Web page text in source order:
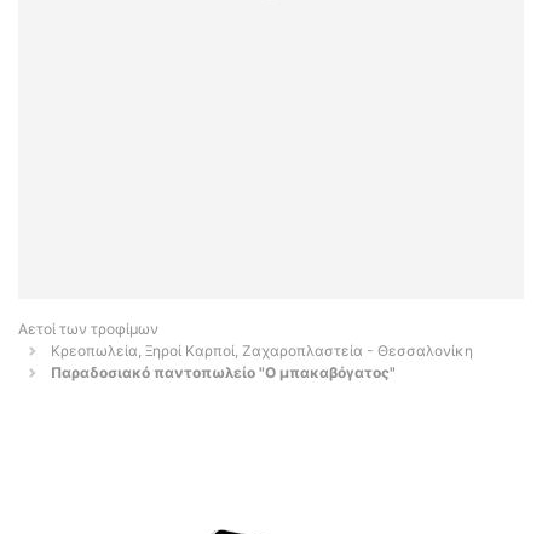
Αετοί των τροφίμων
Κρεοπωλεία, Ξηροί Καρποί, Ζαχαροπλαστεία - Θεσσαλονίκη
Παραδοσιακό παντοπωλείο "Ο μπακαβόγατος"